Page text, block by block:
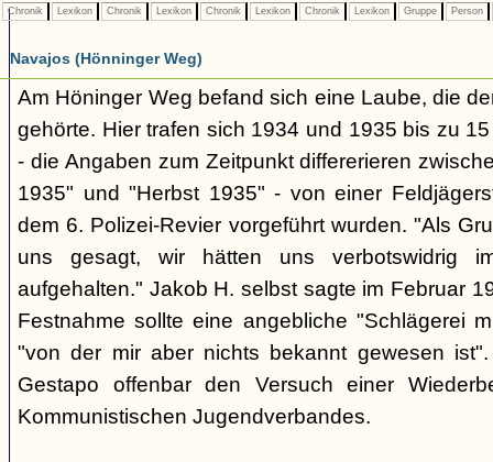
Chronik Lexikon Chronik Lexikon Chronik Lexikon Chronik Lexikon Gruppe Person
Navajos (Hönninger Weg)
Am Höninger Weg befand sich eine Laube, die
gehörte. Hier trafen sich 1934 und 1935 bis zu
- die Angaben zum Zeitpunkt differerieren
1935" und "Herbst 1935" - von einer
dem 6. Polizei-Revier vorgeführt wurden. "Als
uns gesagt, wir hätten uns verbotswidrig
aufgehalten." Jakob H. selbst sagte im Februar
Festnahme sollte eine angebliche "Schlägerei
"von der mir aber nichts bekannt gewesen
Gestapo offenbar den Versuch einer
Kommunistischen Jugendverbandes.